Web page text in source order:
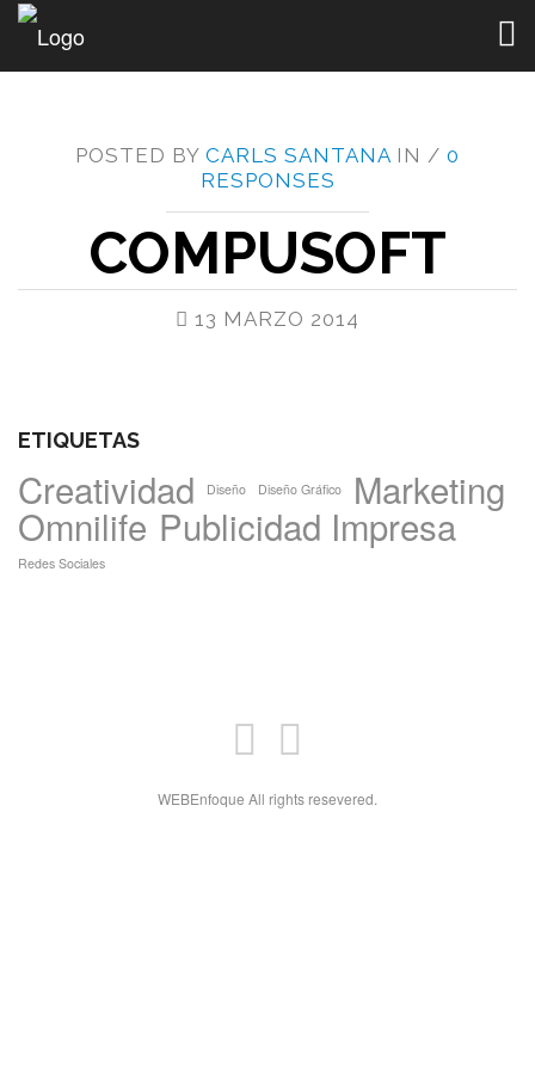
POSTED BY CARLS SANTANA IN / 0
RESPONSES
COMPUSOFT
13 MARZO 2014
ETIQUETAS
Creatividad Diseño Diseño Gráfico Marketing
Omnilife Publicidad Impresa
Redes Sociales
WEBEnfoque All rights resevered.